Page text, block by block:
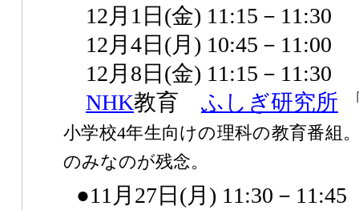
12月1日(金) 11:15－11:30
12月4日(月) 10:45－11:00
12月8日(金) 11:15－11:30
NHK教育 ふしぎ研究所
小学校4年生向けの理科の教育番組
のみなのが残念。
●11月27日(月) 11:30－11:45